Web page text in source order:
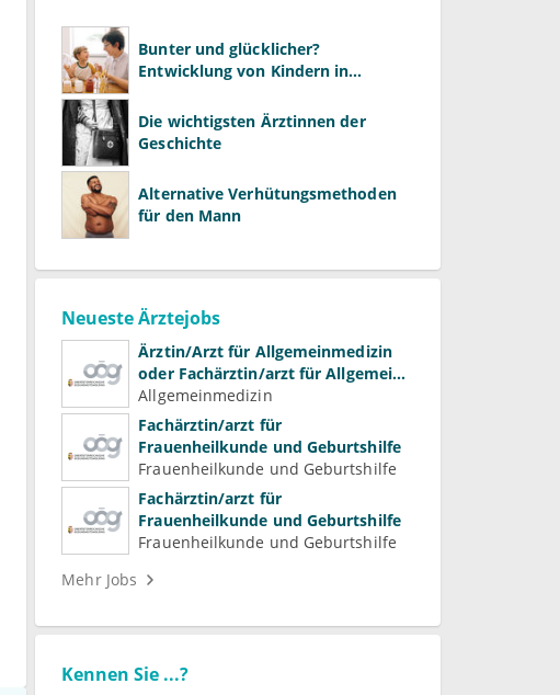
Bunter und glücklicher?
Entwicklung von Kindern in
Die wichtigsten Ärztinnen der
Geschichte
Alternative Verhütungsmethoden
für den Mann
Neueste Ärztejobs
Ärztin/Arzt für Allgemeinmedizin
oder Fachärztin/arzt für Allgemein-
und Familienmedizin für
Psychiatrie und
Psychotherapeutische Medizin
Allgemeinmedizin
Fachärztin/arzt für
Frauenheilkunde und Geburtshilfe
Frauenheilkunde und Geburtshilfe
Fachärztin/arzt für
Frauenheilkunde und Geburtshilfe
Frauenheilkunde und Geburtshilfe
Mehr Jobs
Kennen Sie ...?